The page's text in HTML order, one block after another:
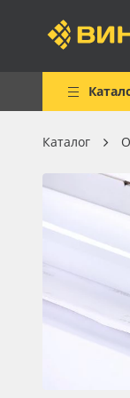
Весь
Чернила
Клей,
POS-
Каталог